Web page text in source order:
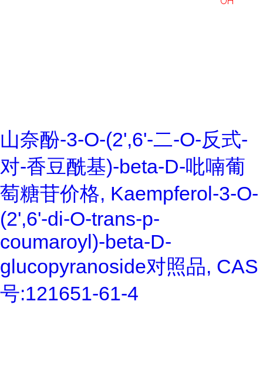
山奈酚-3-O-(2',6'-二-O-反式-
对-香豆酰基)-beta-D-吡喃葡
萄糖苷价格, Kaempferol-3-O-
(2',6'-di-O-trans-p-
coumaroyl)-beta-D-
glucopyranoside对照品, CAS
号:121651-61-4